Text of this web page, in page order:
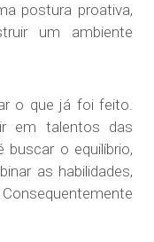
postura proativa,
um ambiente
o que já foi feito.
em talentos das
buscar o equilíbrio,
as habilidades,